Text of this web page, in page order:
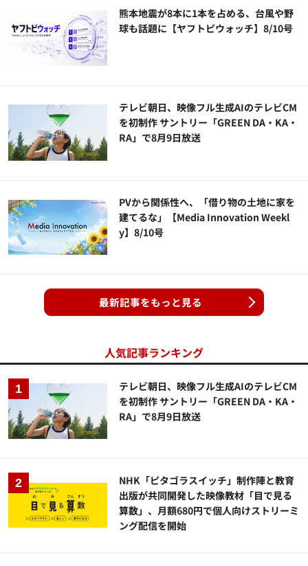
熊本地震が8本に1本を占める、台風や野
球も話題に【ヤフトピウォッチ】8/10号
テレビ朝日、映像フル生成AIのテレビCM
を初制作 サントリー「GREEN DA・KA・
RA」で8月9日放送
PVから関係性へ、「借り物の土地に家を
建てるな」【Media Innovation Weekl
y】8/10号
最新記事をもっと見る
人気記事ランキング
テレビ朝日、映像フル生成AIのテレビCM
を初制作 サントリー「GREEN DA・KA・
RA」で8月9日放送
NHK「ピタゴラスイッチ」制作陣と教育
出版が共同開発した映像教材「目で見る
算数」、月額680円で個人向けストリーミ
ング配信を開始